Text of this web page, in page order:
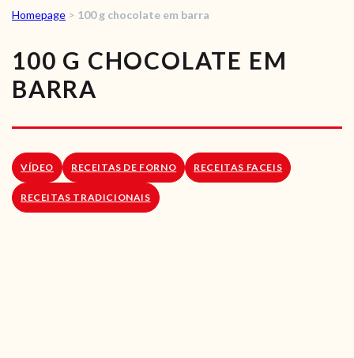
RECEITAS
VÍDEOS
LOJA ONLINE
Homepage > 100 g chocolate em barra
100 G CHOCOLATE EM
BARRA
VÍDEO RECEITAS DE FORNO RECEITAS FACEIS
RECEITAS TRADICIONAIS